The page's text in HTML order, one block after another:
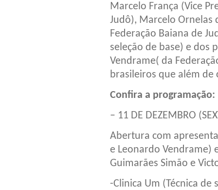
Marcelo França (Vice
Judô), Marcelo Ornelas
Federação Baiana de
seleção de base) e dos
Vendrame( da
brasileiros que além
Confira a programação:
– 11 DE DEZEMBRO
Abertura com
e Leonardo Vendrame)
Guimarães Simão e
-Clinica Um (Técnica de